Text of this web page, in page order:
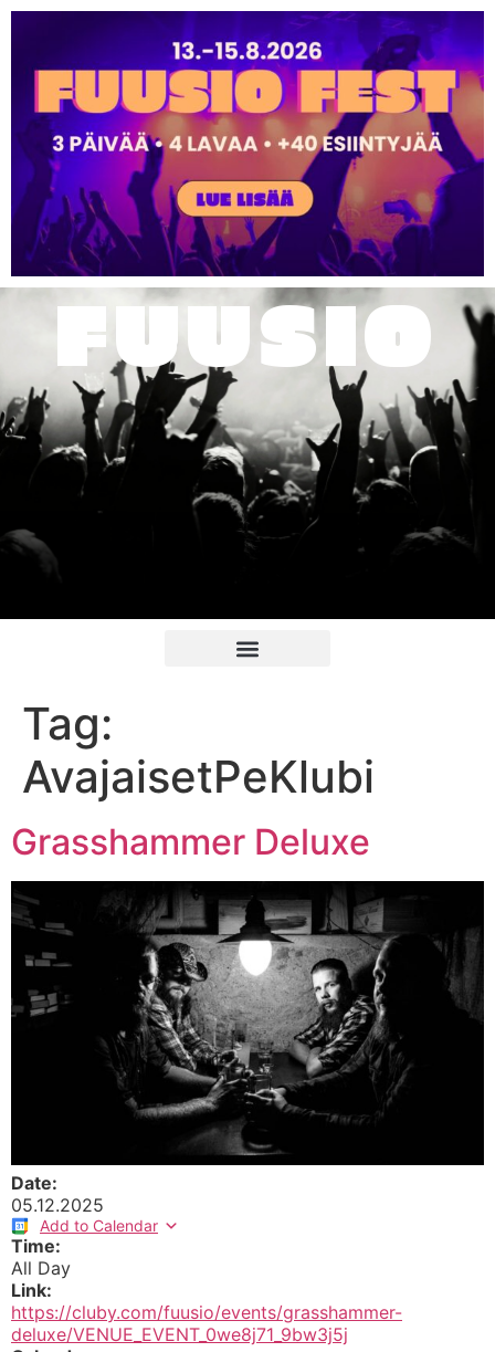
FUUSIO
Tag:
AvajaisetPeKlubi
Grasshammer Deluxe
Date:
05.12.2025
Add to Calendar
Time:
All Day
Link:
https://cluby.com/fuusio/events/grasshammer-
deluxe/VENUE_EVENT_0we8j71_9bw3j5j